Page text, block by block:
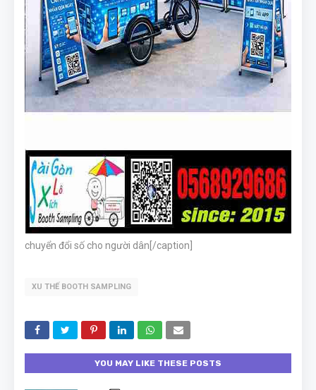
chuyển đổi số cho người dân[/caption]
XU THẾ BOOTH SAMPLING
YOU MAY LIKE THESE POSTS